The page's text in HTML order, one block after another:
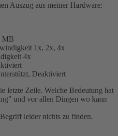
Auszug aus meiner Hardware:
MB
1x, 2x, 4x
4x
Deaktiviert
letzte Zeile. Welche Bedeutung hat
und vor allen Dingen wo kann
leider nichts zu finden.